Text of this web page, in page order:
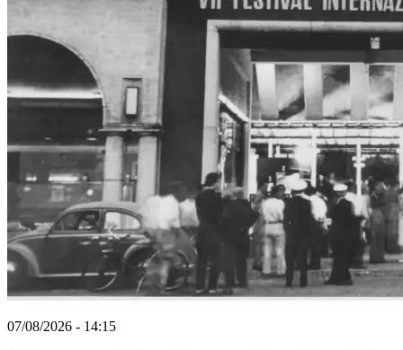
07/08/2026 - 14:15